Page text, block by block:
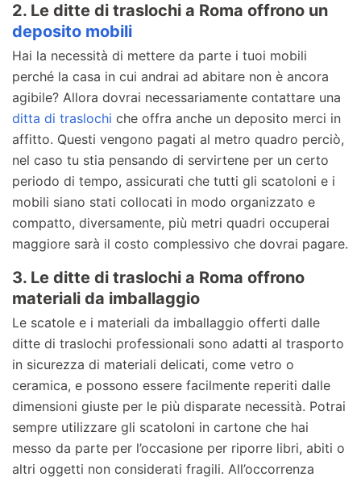
2. Le ditte di traslochi a Roma offrono un
deposito mobili
Hai la necessità di mettere da parte i tuoi mobili
perché la casa in cui andrai ad abitare non è ancora
agibile? Allora dovrai necessariamente contattare una
ditta di traslochi che offra anche un deposito merci in
affitto. Questi vengono pagati al metro quadro perciò,
nel caso tu stia pensando di servirtene per un certo
periodo di tempo, assicurati che tutti gli scatoloni e i
mobili siano stati collocati in modo organizzato e
compatto, diversamente, più metri quadri occuperai
maggiore sarà il costo complessivo che dovrai pagare.
3. Le ditte di traslochi a Roma offrono
materiali da imballaggio
Le scatole e i materiali da imballaggio offerti dalle
ditte di traslochi professionali sono adatti al trasporto
in sicurezza di materiali delicati, come vetro o
ceramica, e possono essere facilmente reperiti dalle
dimensioni giuste per le più disparate necessità. Potrai
sempre utilizzare gli scatoloni in cartone che hai
messo da parte per l’occasione per riporre libri, abiti o
altri oggetti non considerati fragili. All’occorrenza